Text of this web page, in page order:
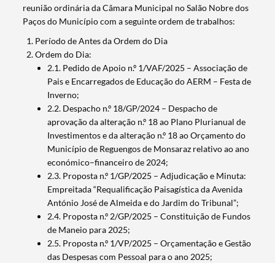
reunião ordinária da Câmara Municipal no Salão Nobre dos
Paços do Município com a seguinte ordem de trabalhos:
Período de Antes da Ordem do Dia
Ordem do Dia:
2.1. Pedido de Apoio n.º 1/VAF/2025 – Associação de
Pais e Encarregados de Educação do AERM – Festa de
Inverno;
2.2. Despacho n.º 18/GP/2024 – Despacho de
aprovação da alteração n.º 18 ao Plano Plurianual de
Investimentos e da alteração n.º 18 ao Orçamento do
Município de Reguengos de Monsaraz relativo ao ano
económico–financeiro de 2024;
2.3. Proposta n.º 1/GP/2025 – Adjudicação e Minuta:
Empreitada “Requalificação Paisagística da Avenida
António José de Almeida e do Jardim do Tribunal”;
2.4. Proposta n.º 2/GP/2025 – Constituição de Fundos
de Maneio para 2025;
2.5. Proposta n.º 1/VP/2025 – Orçamentação e Gestão
das Despesas com Pessoal para o ano 2025;